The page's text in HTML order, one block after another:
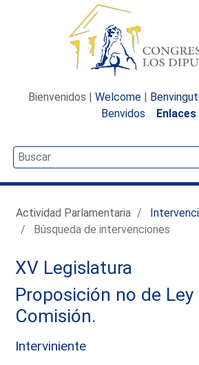
Bienvenidos | Welcome |
Benvidos
Enlaces
Actividad Parlamentaria
Búsqueda de intervenciones
XV Legislatura
Proposición no de Ley
Comisión.
Interviniente